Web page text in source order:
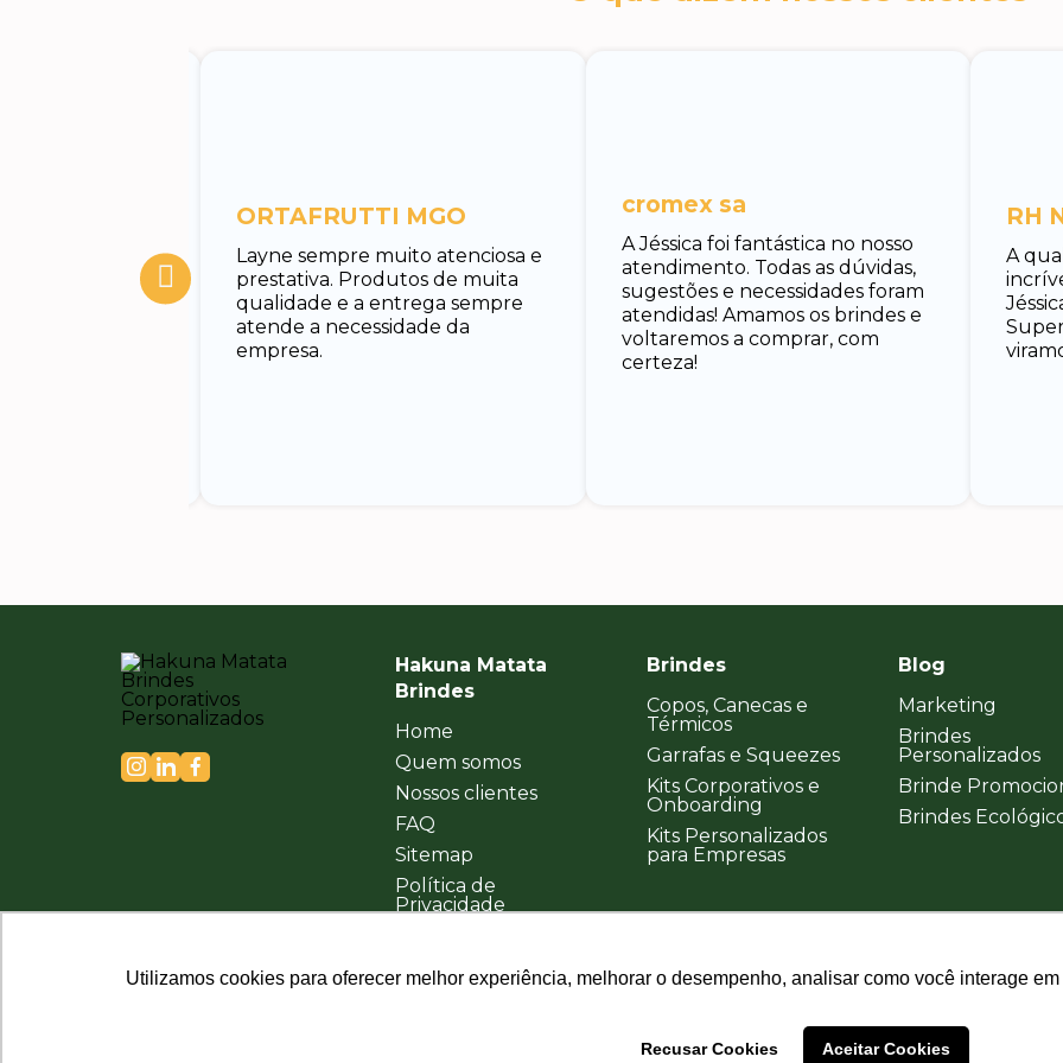
Utilizamos cookies para oferecer melhor experiência, melhorar o desempenho, analisar como você interage
Recusar Cookies Aceitar Cookies
Utilizamos cookies para oferecer melhor experiência, melhorar o desempenho, analisar como você interage
Recusar Cookies Aceitar Cookies
muito
e rápido em
Layne sempre muito atenciosa e
prestativa. Produtos de muita
qualidade e a entrega sempre
atende a necessidade da
empresa.
ORTAFRUTTI MGO
A Jéssica foi fantástica no nosso
atendimento. Todas as dúvidas,
sugestões e necessidades foram
atendidas! Amamos os brindes e
voltaremos a comprar, com
certeza!
cromex sa
A
RH
Hakuna Matata
Brindes
Home
Quem somos
Nossos clientes
FAQ
Sitemap
Política de
Privacidade
Brindes
Copos, Canecas e
Térmicos
Garrafas e Squeezes
Kits Corporativos e
Onboarding
Kits Personalizados
para Empresas
Blog
Marketing
Brindes
Personalizados
Brinde
Brindes